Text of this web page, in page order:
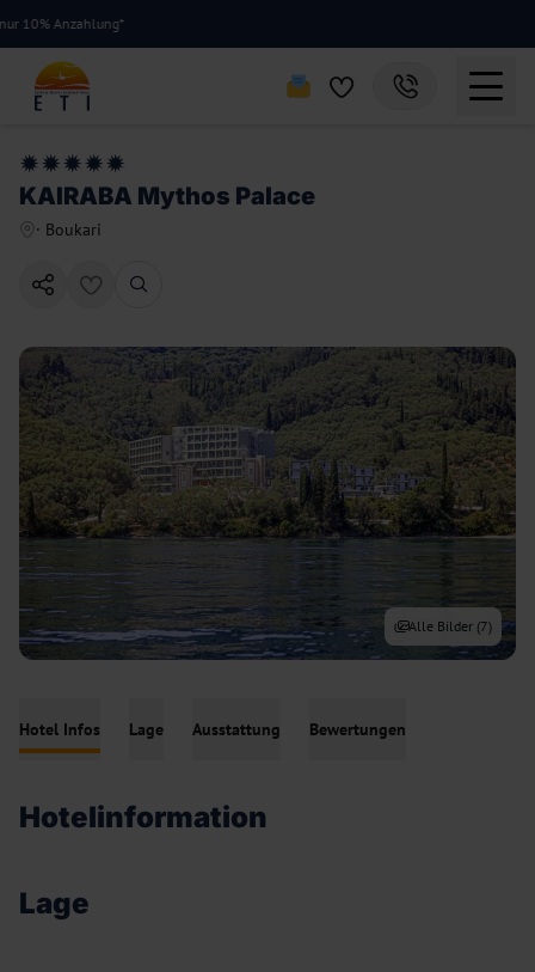
Anzahlung*
KAIRABA Mythos Palace
· Boukari
Alle Bilder (7)
Hotel Infos Lage Ausstattung Bewertungen
Hotelinformation
Lage